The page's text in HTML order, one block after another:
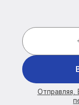
Отправляя,